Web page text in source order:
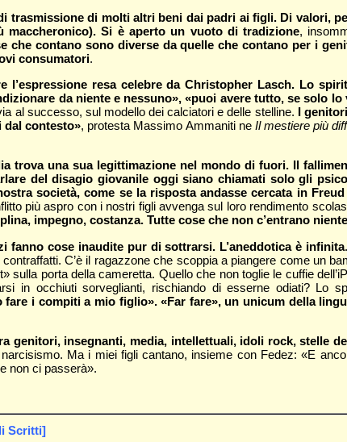
trasmissione di molti altri beni dai padri ai figli. Di valori,
Si è aperto un vuoto di tradizione,
che contano sono diverse da quelle che contano per i
consumatori.
resa celebre da Christopher Lasch. Lo
da niente e nessuno», «puoi avere tutto, se solo lo
al successo, sul modello dei calciatori e delle stelline. I
dal contesto», protesta Massimo Ammaniti ne Il mestiere più
trova una sua legittimazione nel mondo di fuori. Il
del disagio giovanile oggi siano chiamati solo gli
società, come se la risposta andasse cercata in
più aspro con i nostri figli avvenga sul loro rendimento
impegno, costanza. Tutte cose che non c’entrano
fanno cose inaudite pur di sottrarsi. L’aneddotica è infinita
C’è il ragazzone che scoppia a piangere come un
sulla porta della cameretta. Quello che non toglie le cuffie
in occhiuti sorveglianti, rischiando di esserne odiati? Lo
fare i compiti a mio figlio». «Far fare», un unicum della
genitori, insegnanti, media, intellettuali, idoli rock, stelle
Ma i miei figli cantano, insieme con Fedez: «E
non ci passerà».
Scritti]